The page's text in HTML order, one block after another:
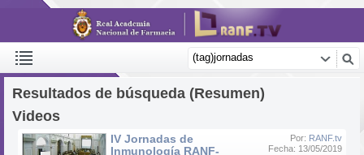
Resultados de búsqueda (Resumen)
Videos
Por: RANF.tv
Fecha: 13/05/2019
IV Jornadas de
Inmunología RANF-